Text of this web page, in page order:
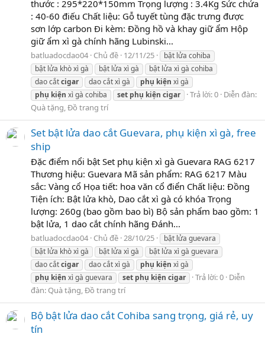
thước : 295*220*150mm Trọng lượng : 3.4Kg Sức chứa
: 40-60 điếu Chất liệu: Gỗ tuyết tùng đặc trưng được
sơn lớp carbon Đi kèm: Đồng hồ và khay giữ ẩm Hộp
giữ ẩm xì gà chính hãng Lubinski...
batluadocdao04 Chủ đề 12/11/25
bật lửa cohiba
bật lửa khò xì gà
bật lửa xì gà
bật lửa xì gà cohiba
dao cắtcigar dao cắt xì gà phụ kiện xì gà
phụ kiện xì gà cohiba set phụ kiện cigar Trả lời: 0 Diễn đàn:
Quà tặng, Đồ trang trí
Set bật lửa dao cắt Guevara, phụ kiện xì gà, free
ship
Đặc điểm nổi bật Set phụ kiện xì gà Guevara RAG 6217
Thương hiệu: Guevara Mã sản phẩm: RAG 6217 Màu
sắc: Vàng cổ Họa tiết: hoa văn cổ điển Chất liệu: Đồng
Tiện ích: Bật lửa khò, Dao cắt xì gà có khóa Trọng
lượng: 260g (bao gồm bao bì) Bộ sản phẩm bao gồm: 1
bật lửa, 1 dao cắt chính hãng Đánh...
batluadocdao04 Chủ đề 28/10/25
bật lửa guevara
bật lửa khò xì gà
bật lửa xì gà
bật lửa xì gà guevara
dao cắtcigar dao cắt xì gà phụ kiện xì gà
phụ kiện xì gà guevara set phụ kiện cigar Trả lời: 0 Diễn
đàn: Quà tặng, Đồ trang trí
Bộ bật lửa dao cắt Cohiba sang trọng, giá rẻ, uy
tín